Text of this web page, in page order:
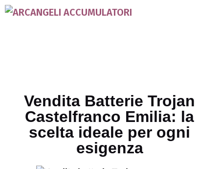
Vendita Batterie Trojan
Castelfranco Emilia: la
scelta ideale per ogni
esigenza